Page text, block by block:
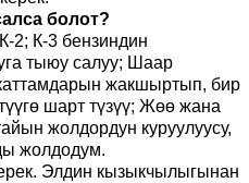
болот?
2; К-3 бензиндин
тыюу салуу; Шаар
жакшыртып, бир
шарт түзүү; Жөө жана
жолдордун куруулуусу,
жолдодум.
Элдин кызыкчылыгынан